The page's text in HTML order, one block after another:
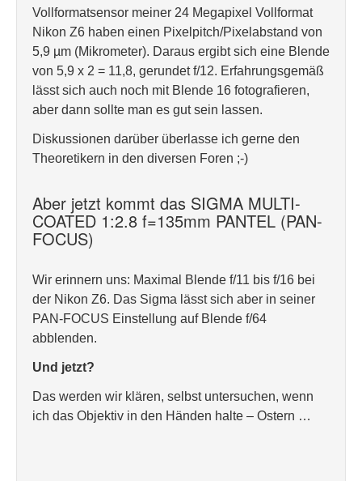
Vollformatsensor meiner 24 Megapixel Vollformat
Nikon Z6 haben einen Pixelpitch/Pixelabstand von
5,9 µm (Mikrometer). Daraus ergibt sich eine Blende
von 5,9 x 2 = 11,8, gerundet f/12. Erfahrungsgemäß
lässt sich auch noch mit Blende 16 fotografieren,
aber dann sollte man es gut sein lassen.
Diskussionen darüber überlasse ich gerne den
Theoretikern in den diversen Foren ;-)
Aber jetzt kommt das SIGMA MULTI-
COATED 1:2.8 f=135mm PANTEL (PAN-
FOCUS)
Wir erinnern uns: Maximal Blende f/11 bis f/16 bei
der Nikon Z6. Das Sigma lässt sich aber in seiner
PAN-FOCUS Einstellung auf Blende f/64
abblenden.
Und jetzt?
Das werden wir klären, selbst untersuchen, wenn
ich das Objektiv in den Händen halte – Ostern …